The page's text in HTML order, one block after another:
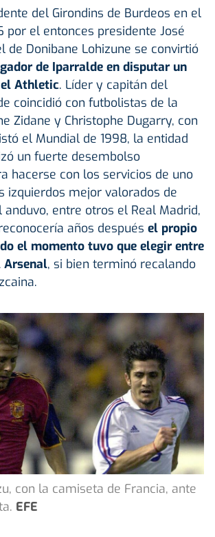
del Girondins de Burdeos en el
por el entonces presidente José
de Donibane Lohizune se convirtió
de Iparralde en disputar un
Athletic. Líder y capitán del
coincidió con futbolistas de la
Zidane y Christophe Dugarry, con
el Mundial de 1998, la entidad
un fuerte desembolso
hacerse con los servicios de uno
izquierdos mejor valorados de
anduvo, entre otros el Real Madrid,
años después el propio
el momento tuvo que elegir entre
, si bien terminó recalando
con la camiseta de Francia, ante
EFE